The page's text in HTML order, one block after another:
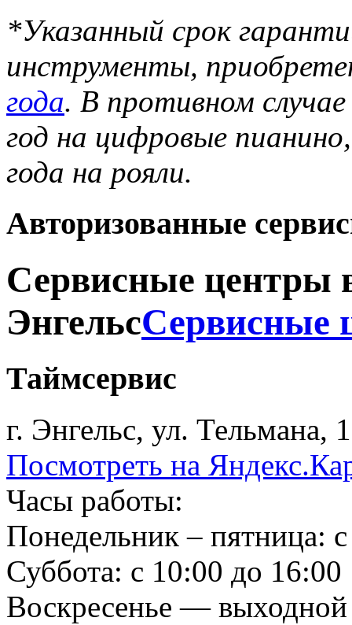
*Указанный срок
инструменты,
года. В противном
год на цифровые
года на рояли.
Авторизованные
Сервисные центры
ЭнгельсСервисные
Таймсервис
г. Энгельс, ул. Тельмана,
Посмотреть на
Часы работы:
Понедельник – пятница:
Суббота: с 10:00 до 16:00
Воскресенье — выходной